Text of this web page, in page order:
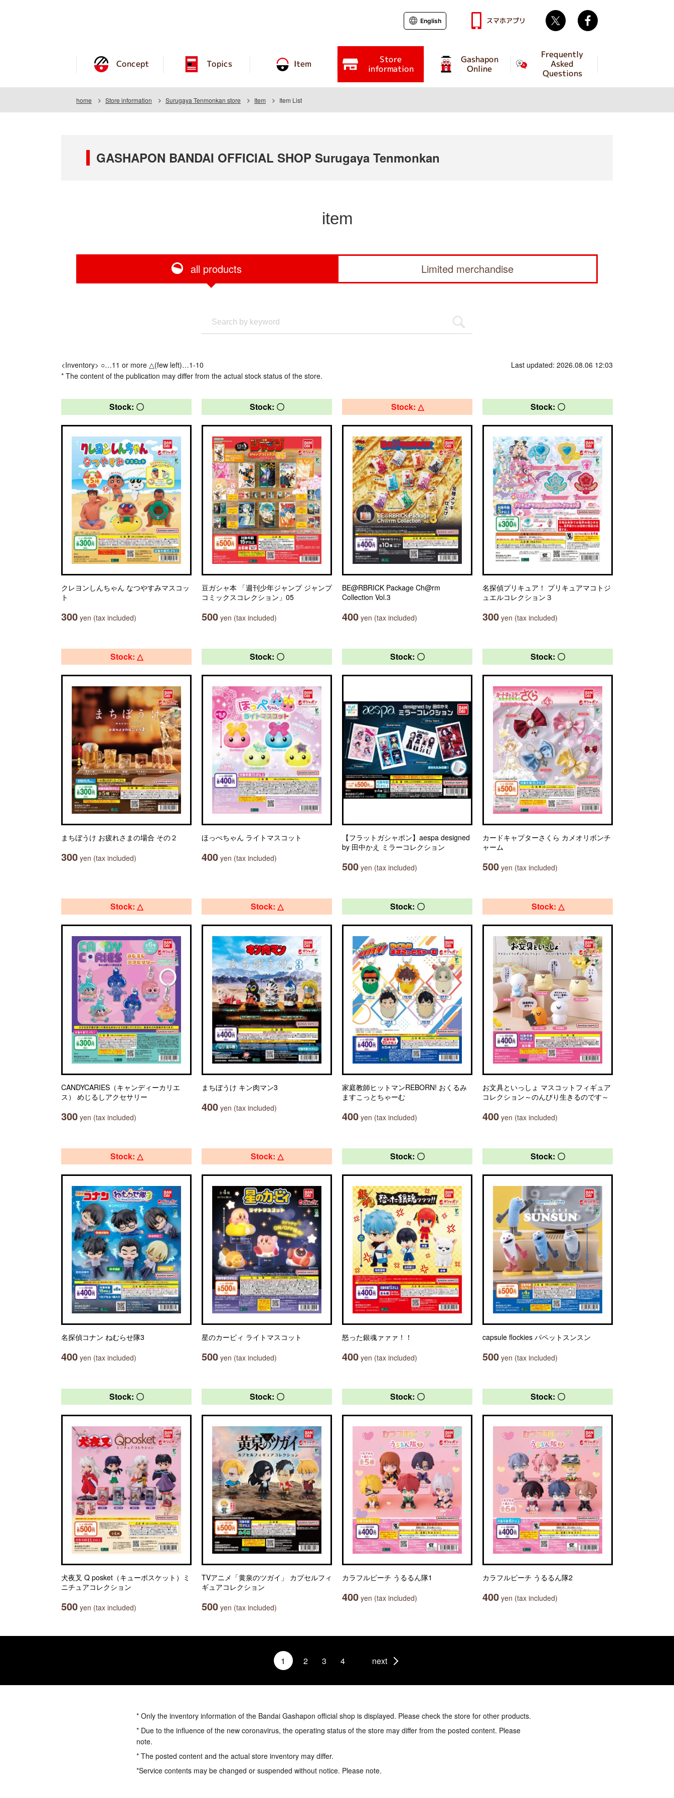
Concept Topics Item Store
information
Gashapon
Online
Frequently
Asked
Questions
English スマホアプリ Twitter
home Store information Surugaya Tenmonkan store Item Item List
GASHAPON BANDAI OFFICIAL SHOP Surugaya Tenmonkan
item
all products Limited merchandise
<Inventory> ○…11 or more △(few left)…1-10
* The content of the publication may differ from the actual stock status of the store.
Last updated: 2026.08.06 12:03
Stock: 〇
クレヨンしんちゃん なつやすみマスコッ
ト
300 yen (tax included)
Stock: 〇
豆ガシャ本 「週刊少年ジャンプ ジャンプ
コミックスコレクション」05
500 yen (tax included)
Stock: △
BE@RBRICK Package Ch@rm
Collection Vol.3
400 yen (tax included)
Stock: 〇
名探偵プリキュア！ プリキュアマコトジ
ュエルコレクション３
300 yen (tax included)
Stock: △
まちぼうけ お疲れさまの場合 その２
300 yen (tax included)
Stock: 〇
ほっぺちゃん ライトマスコット
400 yen (tax included)
Stock: 〇
【フラットガシャポン】aespa designed
by 田中かえ ミラーコレクション
500 yen (tax included)
Stock: 〇
カードキャプターさくら カメオリボンチ
ャーム
500 yen (tax included)
Stock: △
CANDYCARIES（キャンディーカリエ
ス） めじるしアクセサリー
300 yen (tax included)
Stock: △
まちぼうけ キン肉マン3
400 yen (tax included)
Stock: 〇
家庭教師ヒットマンREBORN! おくるみ
ますこっとちゃーむ
400 yen (tax included)
Stock: △
お文具といっしょ マスコットフィギュア
コレクション～のんびり生きるのです～
400 yen (tax included)
Stock: △
名探偵コナン ねむらせ隊3
400 yen (tax included)
Stock: △
星のカービィ ライトマスコット
500 yen (tax included)
Stock: 〇
怒った銀魂ァァァ！！
400 yen (tax included)
Stock: 〇
capsule flockies パペットスンスン
500 yen (tax included)
Stock: 〇
犬夜叉 Q posket（キューポスケット）ミ
ニチュアコレクション
500 yen (tax included)
Stock: 〇
TVアニメ「黄泉のツガイ」 カプセルフィ
ギュアコレクション
500 yen (tax included)
Stock: 〇
カラフルピーチ うるるん隊1
400 yen (tax included)
Stock: 〇
カラフルピーチ うるるん隊2
400 yen (tax included)
1 2 3 4 next
* Only the inventory information of the Bandai Gashapon official shop is displayed. Please check the store for other products.
* Due to the influence of the new coronavirus, the operating status of the store may differ from the posted content. Please
note.
* The posted content and the actual store inventory may differ.
*Service contents may be changed or suspended without notice. Please note.